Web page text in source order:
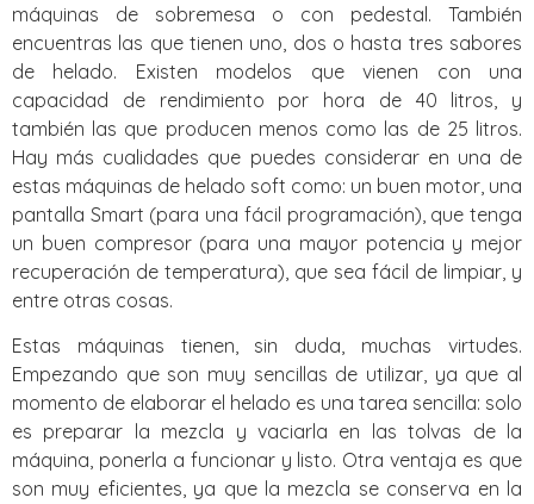
máquinas de sobremesa o con pedestal. También
encuentras las que tienen uno, dos o hasta tres sabores
de helado. Existen modelos que vienen con una
capacidad de rendimiento por hora de 40 litros, y
también las que producen menos como las de 25 litros.
Hay más cualidades que puedes considerar en una de
estas máquinas de helado soft como: un buen motor, una
pantalla Smart (para una fácil programación), que tenga
un buen compresor (para una mayor potencia y mejor
recuperación de temperatura), que sea fácil de limpiar, y
entre otras cosas.
Estas máquinas tienen, sin duda, muchas virtudes.
Empezando que son muy sencillas de utilizar, ya que al
momento de elaborar el helado es una tarea sencilla: solo
es preparar la mezcla y vaciarla en las tolvas de la
máquina, ponerla a funcionar y listo. Otra ventaja es que
son muy eficientes, ya que la mezcla se conserva en la